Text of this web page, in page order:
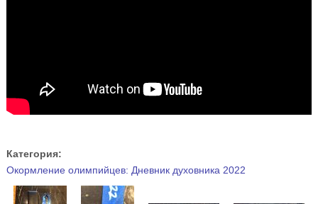
Категория:
Окормление олимпийцев: Дневник духовника 2022